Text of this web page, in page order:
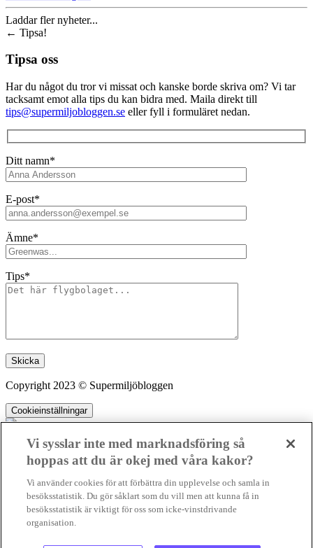
Laddar fler nyheter...
← Tipsa!
Tipsa oss
Har du något du tror vi missat och kanske borde skriva om? Vi tar
tacksamt emot alla tips du kan bidra med. Maila direkt till
tips@supermiljobloggen.se eller fyll i formuläret nedan.
Ditt namn*
E-post*
Ämne*
Tips*
Lämna detta fält tomt.
Copyright 2023 © Supermiljöbloggen
Cookieinställningar
ideella redaktion drivit miljödebatten framåt genom nyhetsbevakning
och granskningar. Nu vill vi utveckla vårt arbete – och vi hoppas att
du vill hjälpa oss.
Vi sysslar inte med marknadsföring så
hoppas att du är okej med våra kakor?
Vi använder cookies för att förbättra din upplevelse och samla in
besöksstatistik. Du gör såklart som du vill men att kunna få in
besöksstatistik är viktigt för oss som icke-vinstdrivande
organisation.